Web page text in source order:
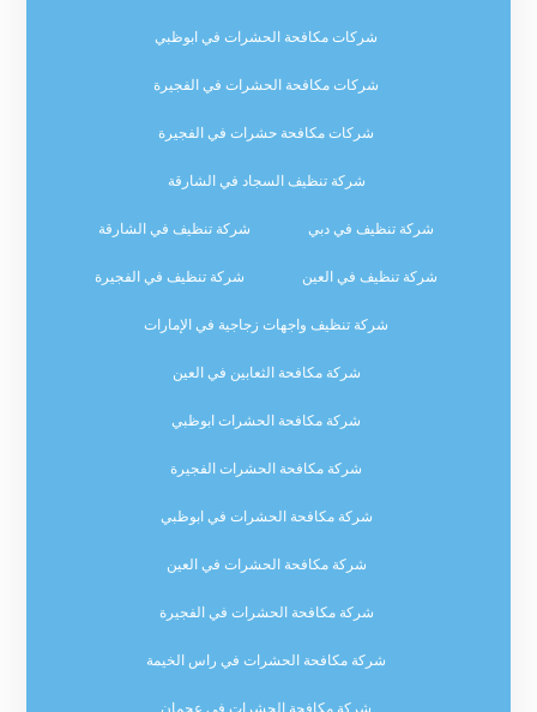
شركات مكافحة الحشرات في ابوظبي
شركات مكافحة الحشرات في الفجيرة
شركات مكافحة حشرات في الفجيرة
شركة تنظيف السجاد في الشارقة
شركة تنظيف في دبي شركة تنظيف في الشارقة
شركة تنظيف في العين شركة تنظيف في الفجيرة
شركة تنظيف واجهات زجاجية في الإمارات
شركة مكافحة الثعابين في العين
شركة مكافحة الحشرات ابوظبي
شركة مكافحة الحشرات الفجيرة
شركة مكافحة الحشرات في ابوظبي
شركة مكافحة الحشرات في العين
شركة مكافحة الحشرات في الفجيرة
شركة مكافحة الحشرات في راس الخيمة
شركة مكافحة الحشرات في عجمان